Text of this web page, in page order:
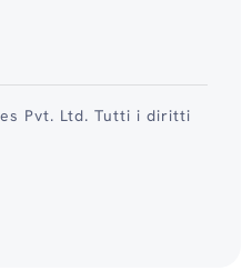
Pvt. Ltd. Tutti i diritti